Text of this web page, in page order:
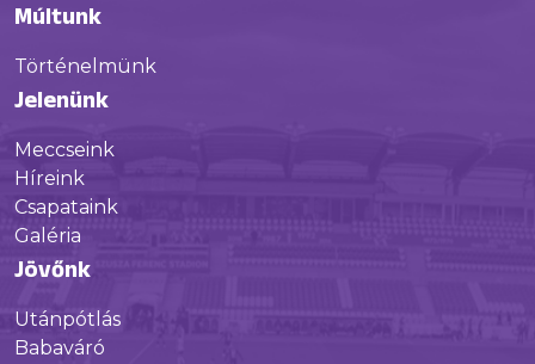
Múltunk
Történelmünk
Jelenünk
Meccseink
Híreink
Csapataink
Galéria
Jövőnk
Utánpótlás
Babaváró